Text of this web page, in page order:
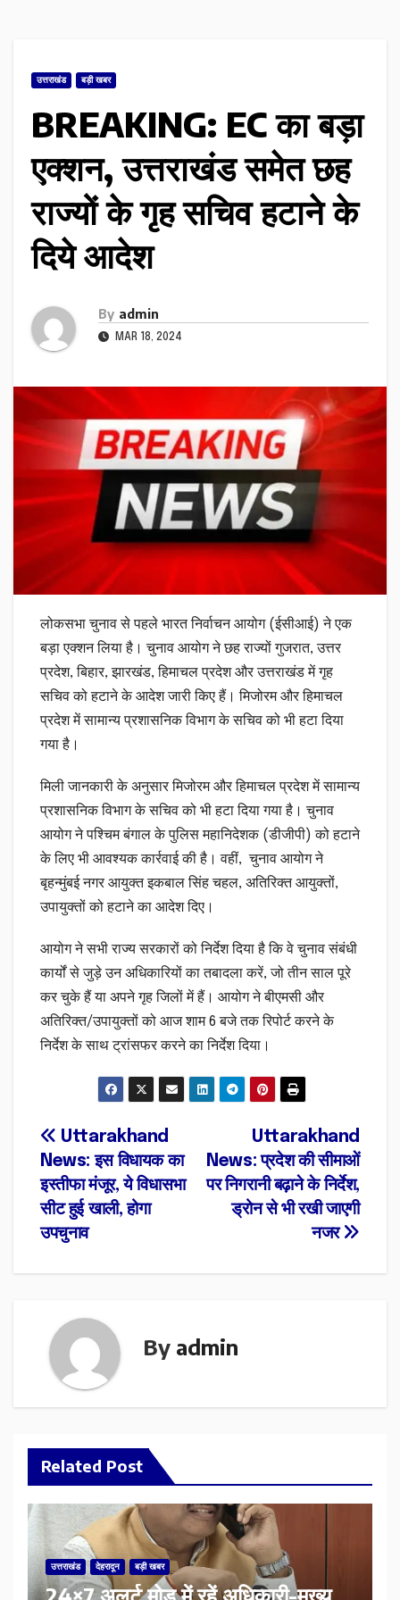
उत्तराखंड बड़ी खबर
BREAKING: EC का बड़ा
एक्शन, उत्तराखंड समेत छह
राज्यों के गृह सचिव हटाने के
दिये आदेश
By admin
MAR 18, 2024
लोकसभा चुनाव से पहले भारत निर्वाचन आयोग (ईसीआई) ने एक
बड़ा एक्शन लिया है। चुनाव आयोग ने छह राज्यों गुजरात, उत्तर
प्रदेश, बिहार, झारखंड, हिमाचल प्रदेश और उत्तराखंड में गृह
सचिव को हटाने के आदेश जारी किए हैं। मिजोरम और हिमाचल
प्रदेश में सामान्य प्रशासनिक विभाग के सचिव को भी हटा दिया
गया है।
मिली जानकारी के अनुसार मिजोरम और हिमाचल प्रदेश में सामान्य
प्रशासनिक विभाग के सचिव को भी हटा दिया गया है। चुनाव
आयोग ने पश्चिम बंगाल के पुलिस महानिदेशक (डीजीपी) को हटाने
के लिए भी आवश्यक कार्रवाई की है। वहीं, चुनाव आयोग ने
बृहन्मुंबई नगर आयुक्त इकबाल सिंह चहल, अतिरिक्त आयुक्तों,
उपायुक्तों को हटाने का आदेश दिए।
आयोग ने सभी राज्य सरकारों को निर्देश दिया है कि वे चुनाव संबंधी
कार्यों से जुड़े उन अधिकारियों का तबादला करें, जो तीन साल पूरे
कर चुके हैं या अपने गृह जिलों में हैं। आयोग ने बीएमसी और
अतिरिक्त/उपायुक्तों को आज शाम 6 बजे तक रिपोर्ट करने के
निर्देश के साथ ट्रांसफर करने का निर्देश दिया।
Post
navigation
Uttarakhand
News: प्रदेश की सीमाओं
पर निगरानी बढ़ाने के निर्देश,
ड्रोन से भी रखी जाएगी
नजर
Uttarakhand
News: इस विधायक का
इस्तीफा मंजूर, ये विधासभा
सीट हुई खाली, होगा
उपचुनाव
By admin
Related Post
उत्तराखंड देहरादून बड़ी खबर